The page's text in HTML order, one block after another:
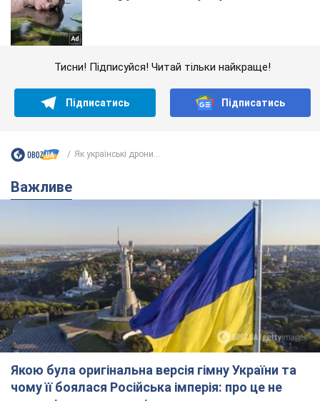
Тисни! Підписуйся! Читай тільки найкраще!
Підписатись Підписатись
Як українські дрони...
Важливе
Якою була оригінальна версія гімну України та
чому її боялася Російська імперія: про це не